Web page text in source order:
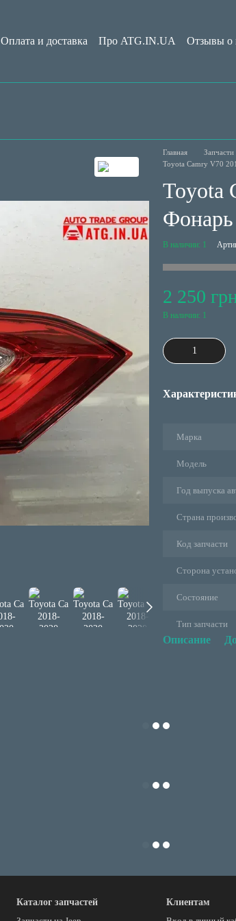
Оплата и доставка Про ATG.IN.UA
Отзывы о
Главная
Toyota Camry V70
Toyota
В наличии: 1
2 250
В наличии: 1
Марка
Модель
Год выпуска
Страна
Код запчасти
Сторона
Состояние
Тип запчасти
Описание
Каталог запчастей
Клиентам